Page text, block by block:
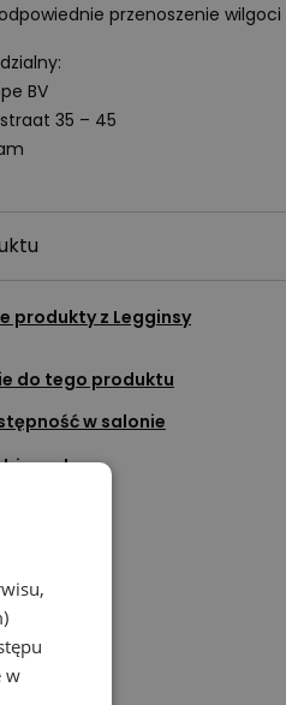
przenoszenie wilgoci
BV
35 – 45
produkty z Legginsy
do tego produktu
w salonie
w